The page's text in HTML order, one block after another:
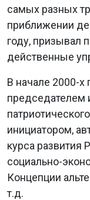
самых разных
приближении
году, призывал
действенные
В начале 2000-х
председателем
инициатором,
курса развития
социально-
Концепции
т.д.